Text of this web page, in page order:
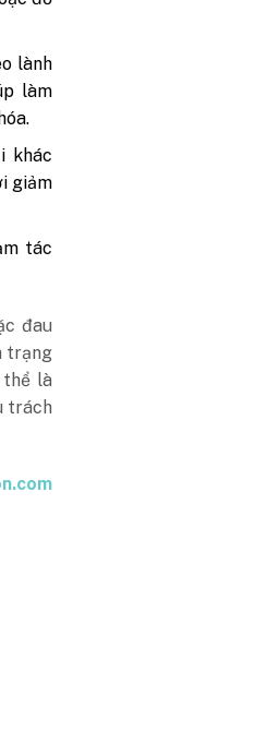
lành
làm
khác
giảm
tác
đau
trạng
thể là
trách